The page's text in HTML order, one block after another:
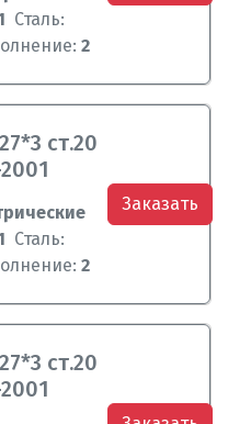
Сталь:
2
ст.20
Сталь:
2
Заказать
ст.20